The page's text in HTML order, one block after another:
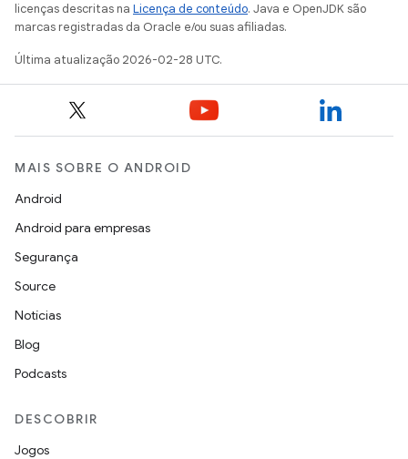
licenças descritas na Licença de conteúdo. Java e OpenJDK são
marcas registradas da Oracle e/ou suas afiliadas.
Última atualização 2026-02-28 UTC.
MAIS SOBRE O ANDROID
Android
Android para empresas
Segurança
Source
Notícias
Blog
Podcasts
DESCOBRIR
Jogos